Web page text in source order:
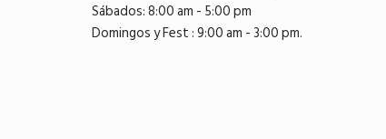
Sábados: 8:00 am - 5:00 pm
Domingos y Fest : 9:00 am - 3:00 pm.